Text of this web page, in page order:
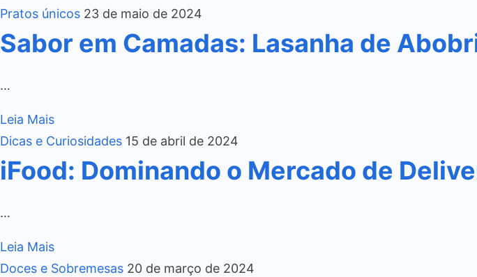
Pratos únicos 23 de maio de 2024
Sabor em Camadas: Lasanha de
…
Leia Mais
Dicas e Curiosidades 15 de abril de 2024
iFood: Dominando o Mercado de
…
Leia Mais
Doces e Sobremesas 20 de março de 2024